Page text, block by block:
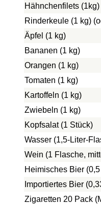
Hähnchenfilets (1kg)
Rinderkeule (1 kg)
Äpfel (1 kg)
Bananen (1 kg)
Orangen (1 kg)
Tomaten (1 kg)
Kartoffeln (1 kg)
Zwiebeln (1 kg)
Kopfsalat (1 Stück)
Wasser (1,5-Liter-
Wein (1 Flasche,
Heimisches Bier
Importiertes Bier
Zigaretten 20 Pack